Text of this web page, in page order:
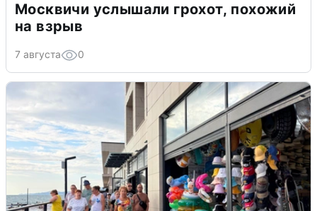
Москвичи услышали грохот, похожий
на взрыв
7 августа 0